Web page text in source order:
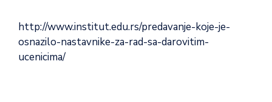
http://www.institut.edu.rs/predavanje-koje-je-
osnazilo-nastavnike-za-rad-sa-darovitim-
ucenicima/